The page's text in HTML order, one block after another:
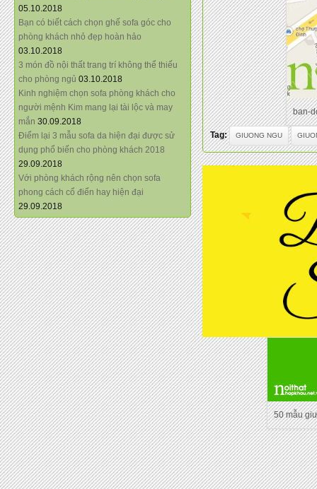
05.10.2018
Bạn có biết cách chọn ghế sofa góc cho
phòng khách nhỏ đẹp hoàn hảo
03.10.2018
3 món đồ nội thất trang trí không thể thiếu
cho phòng ngủ 03.10.2018
Kinh nghiệm chọn sofa phòng khách cho
người mệnh Kim mang lại tài lộc và may
mắn 30.09.2018
Điểm lại 3 mẫu sofa da hiện đại được sử
dụng phổ biến cho phòng khách 2018
29.09.2018
Với phòng khách rộng nên chọn sofa
phong cách cổ điển hay hiện đại
29.09.2018
ban-
Tag: GIUONG NGU
50 mẫu